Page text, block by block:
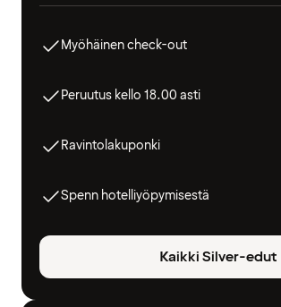
Myöhäinen check-out
Peruutus kello 18.00 asti
Ravintolakuponki
Spenn hotelliyöpymisestä
Kaikki Silver-edut